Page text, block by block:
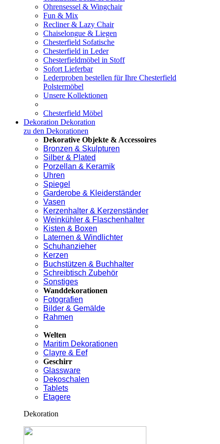
Ohrensessel & Wingchair
Fun & Mix
Recliner & Lazy Chair
Chaiselongue & Liegen
Chesterfield Sofatische
Chesterfield in Leder
Chesterfieldmöbel in Stoff
Sofort Lieferbar
Lederproben bestellen für Ihre Chesterfield
Polstermöbel
Unsere Kollektionen
Chesterfield Möbel
Dekoration Dekoration
zu den Dekorationen
Dekorative Objekte & Accessoires
Bronzen & Skulpturen
Silber & Plated
Porzellan & Keramik
Uhren
Spiegel
Garderobe & Kleiderständer
Vasen
Kerzenhalter & Kerzenständer
Weinkühler & Flaschenhalter
Kisten & Boxen
Laternen & Windlichter
Schuhanzieher
Kerzen
Buchstützen & Buchhalter
Schreibtisch Zubehör
Sonstiges
Wanddekorationen
Fotografien
Bilder & Gemälde
Rahmen
Welten
Maritim Dekorationen
Clayre & Eef
Geschirr
Glassware
Dekoschalen
Tablets
Etagere
Dekoration